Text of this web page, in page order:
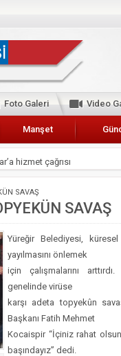
Foto Galeri Video
Manşet
hizmet çağrısı
Odası Başkanı Şefik Arslan
TARİH YAZIYORLAR
YILI PAMUK HASADINA
Akyürek
Cennet Çelik
SAVAŞ
SAVAŞ
Yüreğir Belediyesi,
yayılmasını önlemek
için çalışmalarını
genelinde virüse
karşı adeta topyekûn
Başkanı Fatih Mehmet
Kocaispir “İçiniz rahat
başındayız” dedi.